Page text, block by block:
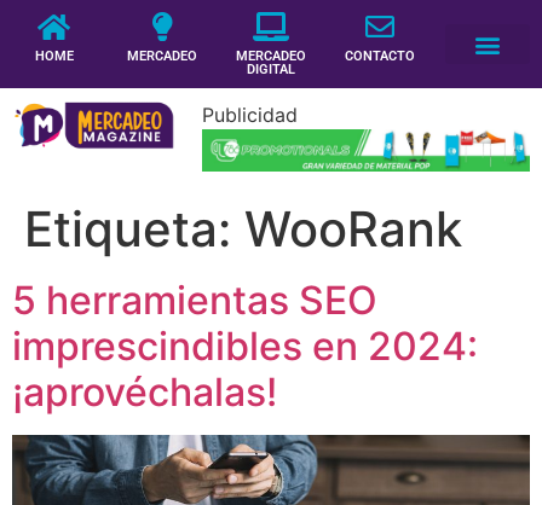
HOME MERCADEO
MERCADEO
DIGITAL
CONTACTO
Publicidad
Etiqueta: WooRank
5 herramientas SEO
imprescindibles en 2024:
¡aprovéchalas!